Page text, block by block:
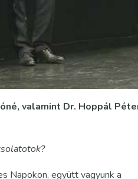
valamint Dr. Hoppál
Napokon, együtt vagyunk a